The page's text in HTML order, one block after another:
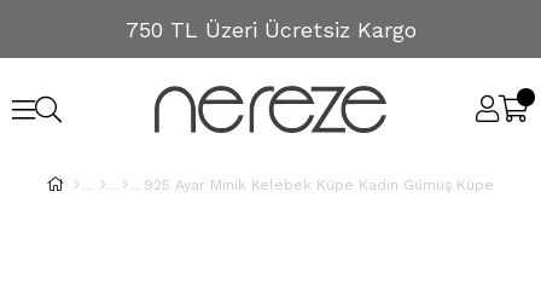
750 TL Üzeri Ücretsiz Kargo
925 Ayar Minik Kelebek Küpe Kadın Gümüş Küpe